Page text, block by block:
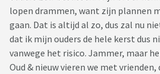
lopen drammen, want zijn plannen
gaan. Dat is altijd al zo, dus zal nu
dat ik mijn ouders de hele kerst dus
vanwege het risico. Jammer, maar
Oud & nieuw vieren we met